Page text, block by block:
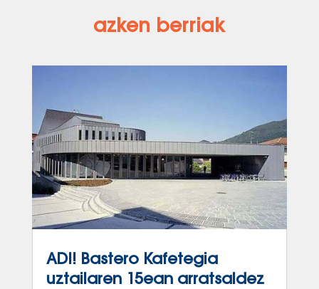
azken berriak
ADI! Bastero Kafetegia
uztailaren 15ean arratsaldez